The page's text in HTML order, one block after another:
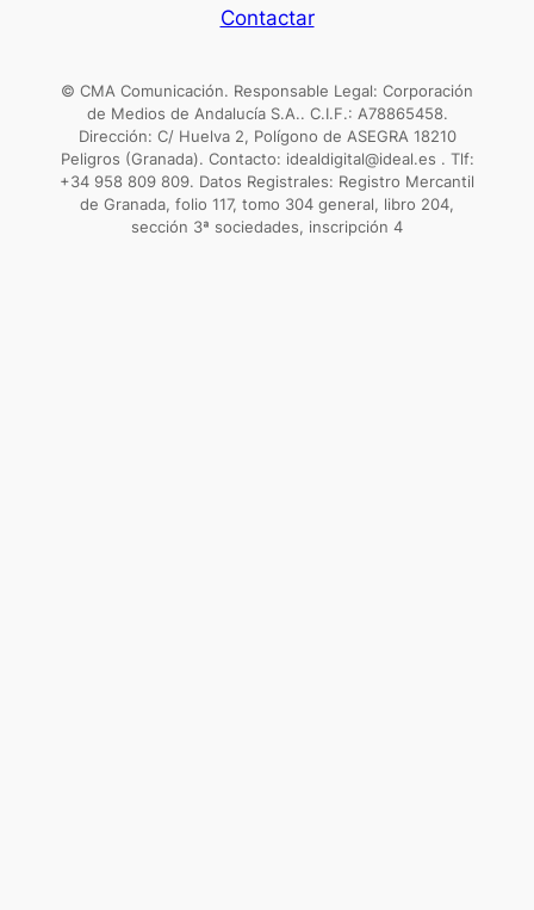
Contactar
© CMA Comunicación. Responsable Legal: Corporación
de Medios de Andalucía S.A.. C.I.F.: A78865458.
Dirección: C/ Huelva 2, Polígono de ASEGRA 18210
Peligros (Granada). Contacto: idealdigital@ideal.es . Tlf:
+34 958 809 809. Datos Registrales: Registro Mercantil
de Granada, folio 117, tomo 304 general, libro 204,
sección 3ª sociedades, inscripción 4